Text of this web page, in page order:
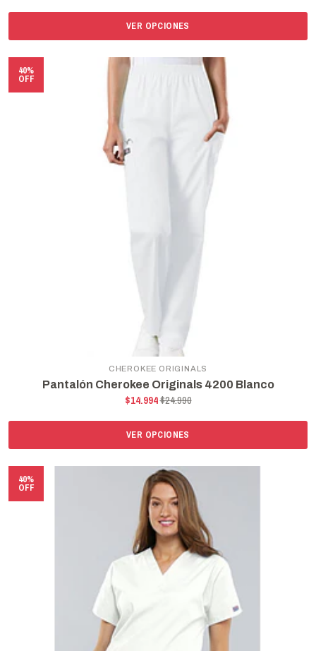
VER OPCIONES
40%
OFF
CHEROKEE ORIGINALS
Pantalón Cherokee Originals 4200 Blanco
$14.994$24.990
VER OPCIONES
40%
OFF